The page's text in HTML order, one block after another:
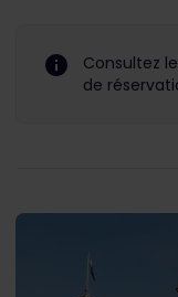
Consultez
de